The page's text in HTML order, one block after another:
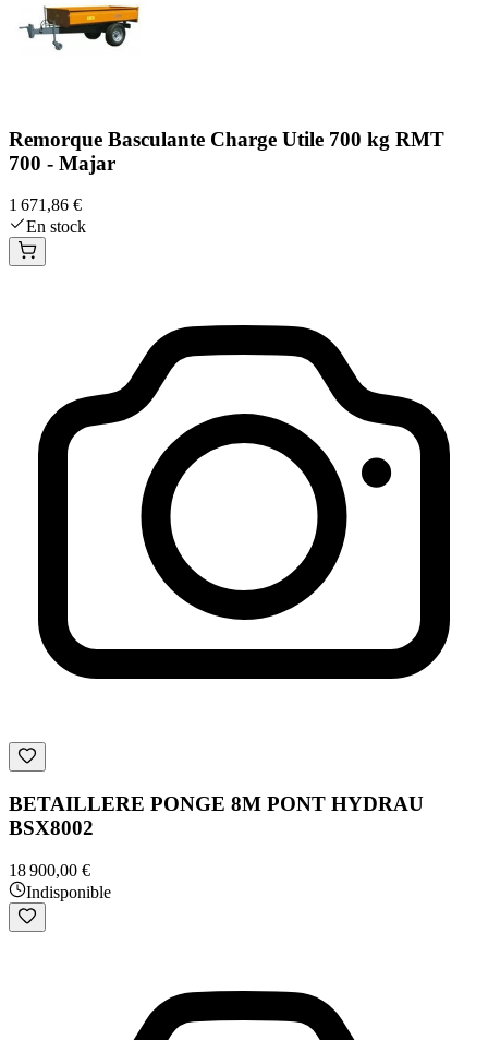
Remorque Basculante Charge Utile 700 kg RMT
700 - Majar
1 671,86 €
En stock
BETAILLERE PONGE 8M PONT HYDRAU
BSX8002
18 900,00 €
Indisponible